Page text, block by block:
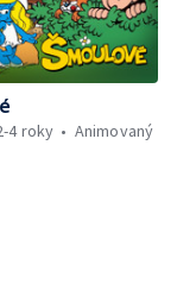
4 roky Animovaný